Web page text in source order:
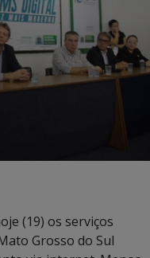
(19) os serviços
Grosso do Sul